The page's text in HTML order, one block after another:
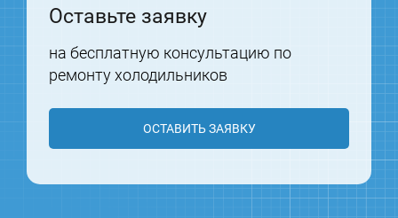
Оставьте заявку
на бесплатную консультацию по
ремонту холодильников
ОСТАВИТЬ ЗАЯВКУ